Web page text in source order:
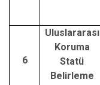
6
Uluslararası
Koruma
Statü
Belirleme